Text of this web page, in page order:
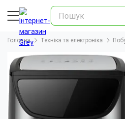
Головна Техніка та електроніка